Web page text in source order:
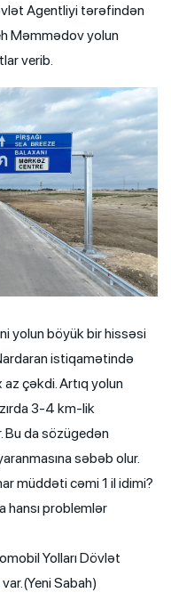
Agentliyi tərəfindən
Məmmədov yolun
verib.
yolun böyük bir hissəsi
istiqamətində
çəkdi. Artıq yolun
3-4 km-lik
Bu da sözügedən
səbəb olur.
müddəti cəmi 1 il idimi?
hansı problemlər
Yolları Dövlət
Sabah)